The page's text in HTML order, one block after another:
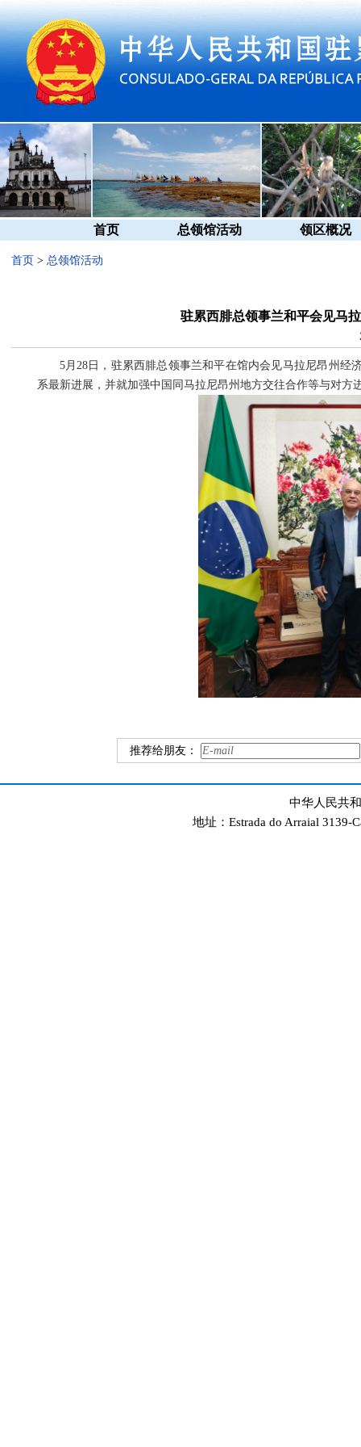
首页 总领馆活动 领区概况
首页 > 总领馆活动
驻累西腓总领事兰和平会见马
5月28日，驻累西腓总领事兰和平在馆内会见马拉尼昂州经
系最新进展，并就加强中国同马拉尼昂州地方交往合作等与对方
推荐给朋友：
中华人民共
地址：Estrada do Arraial 3139-